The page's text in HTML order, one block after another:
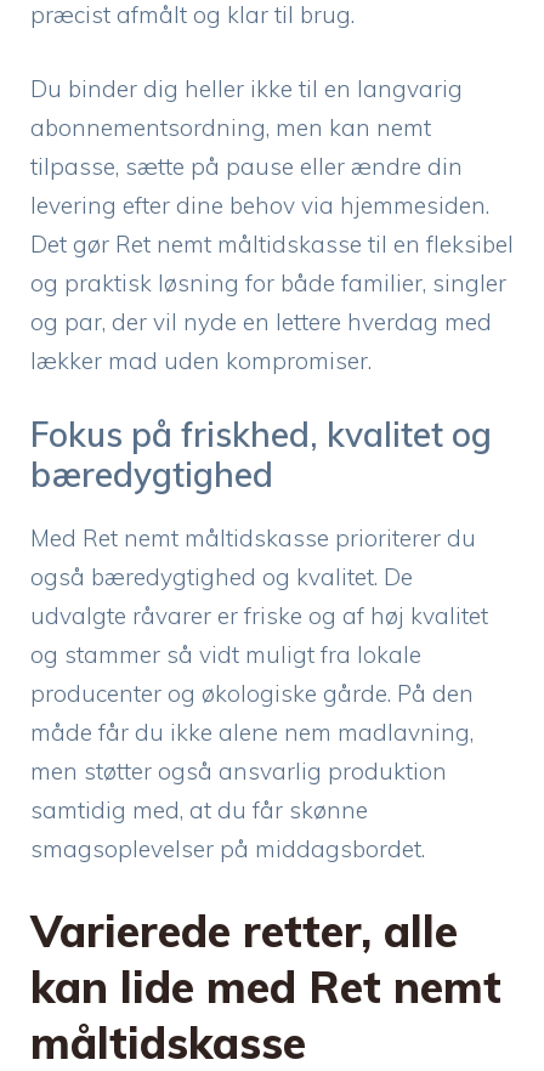
præcist afmålt og klar til brug.
Du binder dig heller ikke til en langvarig
abonnementsordning, men kan nemt
tilpasse, sætte på pause eller ændre din
levering efter dine behov via hjemmesiden.
Det gør Ret nemt måltidskasse til en fleksibel
og praktisk løsning for både familier, singler
og par, der vil nyde en lettere hverdag med
lækker mad uden kompromiser.
Fokus på friskhed, kvalitet og
bæredygtighed
Med Ret nemt måltidskasse prioriterer du
også bæredygtighed og kvalitet. De
udvalgte råvarer er friske og af høj kvalitet
og stammer så vidt muligt fra lokale
producenter og økologiske gårde. På den
måde får du ikke alene nem madlavning,
men støtter også ansvarlig produktion
samtidig med, at du får skønne
smagsoplevelser på middagsbordet.
Varierede retter, alle
kan lide med Ret nemt
måltidskasse